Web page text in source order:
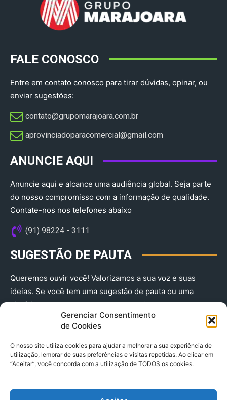
Gerenciar Consentimento
de Cookies
O nosso site utiliza cookies para ajudar a melhorar a sua experiência de
utilização, lembrar de suas preferências e visitas repetidas. Ao clicar em
“Aceitar”, você concorda com a utilização de TODOS os cookies.
FALE CONOSCO
Entre em contato conosco para tirar dúvidas, opinar, ou
enviar sugestões:
contato@grupomarajoara.com.br
aprovinciadoparacomercial@gmail.com​
ANUNCIE AQUI
Anuncie aqui e alcance uma audiência global. Seja parte
do nosso compromisso com a informação de qualidade.
Contate-nos nos telefones abaixo
(91) 98224 - 3111
SUGESTÃO DE PAUTA
Queremos ouvir você! Valorizamos a sua voz e suas
ideias. Se você tem uma sugestão de pauta ou uma
história que merece ser contada, envie-nos agora!
(91) 98224 - 3111